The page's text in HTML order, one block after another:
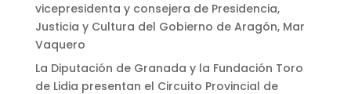
vicepresidenta y consejera de Presidencia,
Justicia y Cultura del Gobierno de Aragón, Mar
Vaquero
La Diputación de Granada y la Fundación Toro
de Lidia presentan el Circuito Provincial de